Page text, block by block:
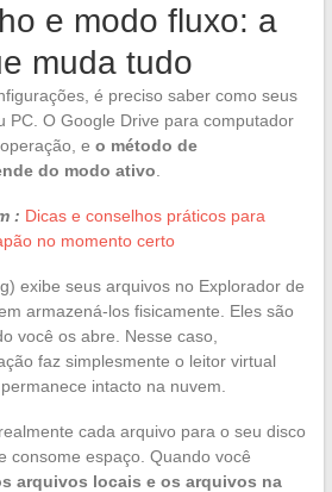
e modo fluxo: a
muda tudo
é preciso saber como seus
PC. O Google Drive para computador
e o método de
do modo ativo
: Dicas e conselhos práticos para
no momento certo
exibe seus arquivos no Explorador de
armazená-los fisicamente. Eles são
você os abre. Nesse caso,
faz simplesmente o leitor virtual
intacto na nuvem.
cada arquivo para o seu disco
consome espaço. Quando você
arquivos locais e os arquivos na